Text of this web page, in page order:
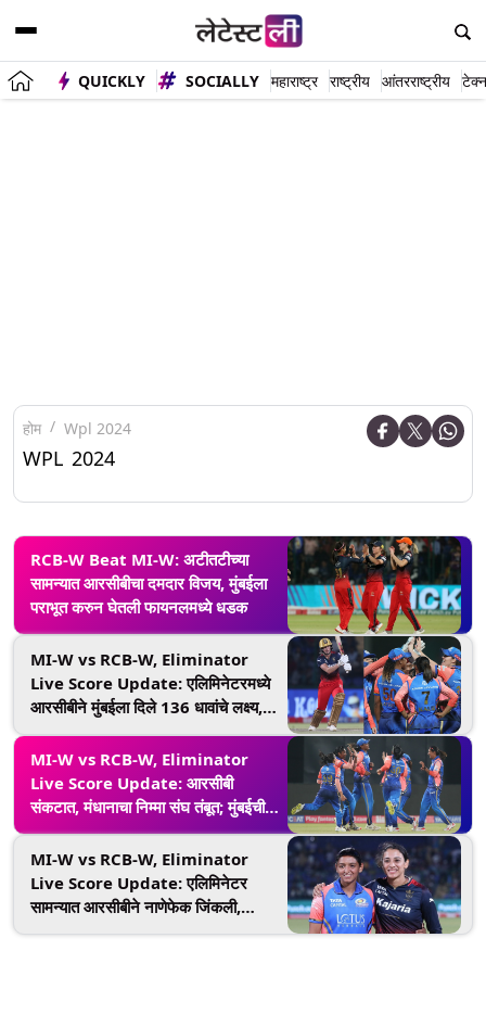
QUICKLY SOCIALLY महाराष्ट्र राष्ट्रीय आंतरराष्ट्रीय
होम Wpl 2024
WPL 2024
RCB-W Beat MI-W: अटीतटीच्या
सामन्यात आरसीबीचा दमदार विजय, मुंबईला
पराभूत करुन घेतली फायनलमध्ये धडक
MI-W vs RCB-W, Eliminator
Live Score Update: एलिमिनेटरमध्ये
आरसीबीने मुंबईला दिले 136 धावांचे लक्ष्य,
पेरीने झळकावले झंझावाती अर्धशतक
MI-W vs RCB-W, Eliminator
Live Score Update: आरसीबी
संकटात, मंधानाचा निम्मा संघ तंबूत; मुंबईची
घातक गोलंदांजी
MI-W vs RCB-W, Eliminator
Live Score Update: एलिमिनेटर
सामन्यात आरसीबीने नाणेफेक जिंकली,